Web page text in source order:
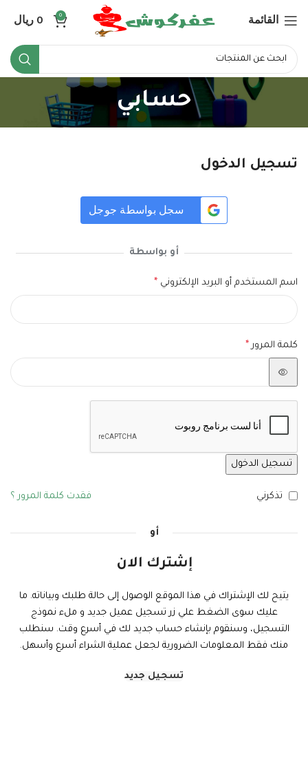
القائمة 0
0ريال
حسابي
تسجيل الدخول
سجل بواسطة جوجل
أو بواسطة
اسم المستخدم أو البريد الإلكتروني *
كلمة المرور *
تسجيل الدخول
فقدت كلمة المرور ؟ تذكرني
أو
إشترك الان
يتيح لك الإشتراك في هذا الموقع الوصول إلى حالة طلبك وبياناته. ما
عليك سوى الضغط علي زر تسجيل عميل جديد و ملء نموذج
التسجيل، وسنقوم بإنشاء حساب جديد لك في أسرع وقت. سنطلب
منك فقط المعلومات الضرورية لجعل عملية الشراء أسرع وأسهل.
تسجيل جديد